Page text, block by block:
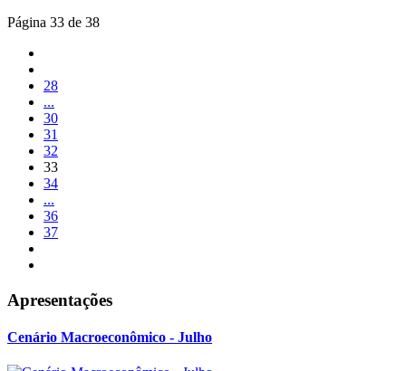
Página 33 de 38
28
...
30
31
32
33
34
...
36
37
Apresentações
Cenário Macroeconômico - Julho